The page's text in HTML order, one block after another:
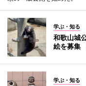
学ぶ・知る
和歌山城
絵を募集
学ぶ・知る